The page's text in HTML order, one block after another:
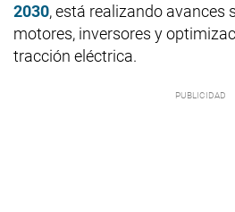
2030, está realizando avances
motores, inversores y
tracción eléctrica.